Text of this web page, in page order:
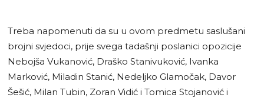
Treba napomenuti da su u ovom predmetu saslušani
brojni svjedoci, prije svega tadašnji poslanici opozicije
Nebojša Vukanović, Draško Stanivuković, Ivanka
Marković, Miladin Stanić, Nedeljko Glamočak, Davor
Šešić, Milan Tubin, Zoran Vidić i Tomica Stojanović i